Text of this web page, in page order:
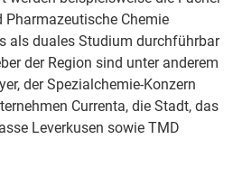
Pharmazeutische Chemie
als duales Studium durchführbar
der Region sind unter anderem
der Spezialchemie-Konzern
Currenta, die Stadt, das
Leverkusen sowie TMD